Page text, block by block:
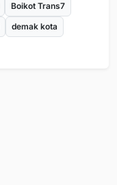
Boikot Trans7
demak kota